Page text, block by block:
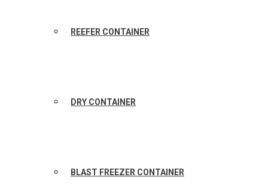
REEFER CONTAINER
DRY CONTAINER
BLAST FREEZER CONTAINER